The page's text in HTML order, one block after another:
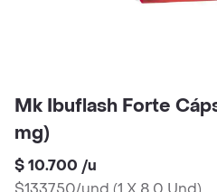
Mk Ibuflash Forte
mg)
$ 10.700 /u